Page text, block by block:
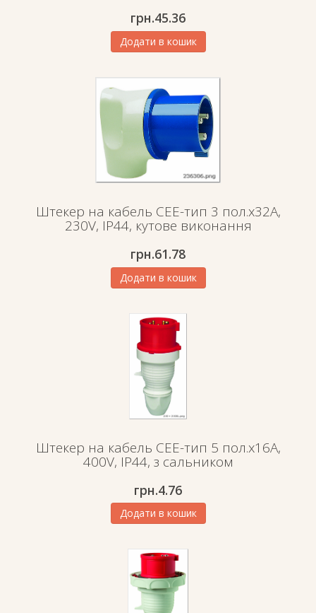
грн.45.36
Додати в кошик
Штекер на кабель СЕЕ-тип 3 пол.х32А,
230V, IP44, кутове виконання
грн.61.78
Додати в кошик
Штекер на кабель СЕЕ-тип 5 пол.х16А,
400V, IP44, з сальником
грн.4.76
Додати в кошик